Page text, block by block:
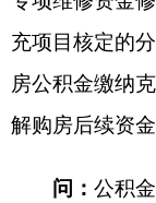
额不超过所交契税
性提取。
金贷款，则不适